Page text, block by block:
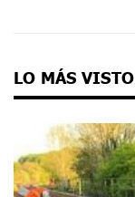
LO MÁS VISTO